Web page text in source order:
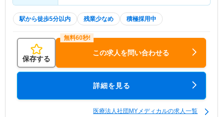
駅から徒歩5分以内 残業少なめ 積極採用中
保存する
この求人を問い合わせる
詳細を見る
医療法人社団MYメディカルの求人一覧